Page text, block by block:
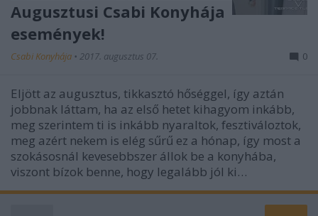
Augusztusi Csabi Konyhája
események!
Csabi Konyhája • 2017. augusztus 07. 0
Eljött az augusztus, tikkasztó hőséggel, így aztán
jobbnak láttam, ha az első hetet kihagyom inkább,
meg szerintem ti is inkább nyaraltok, fesztiváloztok,
meg azért nekem is elég sűrű ez a hónap, így most a
szokásosnál kevesebbszer állok be a konyhába,
viszont bízok benne, hogy legalább jól ki…